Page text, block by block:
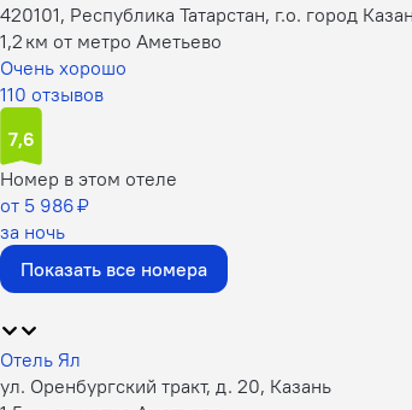
420101, Республика Татарстан, г.о. город
1,2 км от метро Аметьево
Очень хорошо
110 отзывов
7,6
Номер в этом отеле
от 5 986 ₽
за ночь
Показать все номера
Отель Ял
ул. Оренбургский тракт, д. 20, Казань